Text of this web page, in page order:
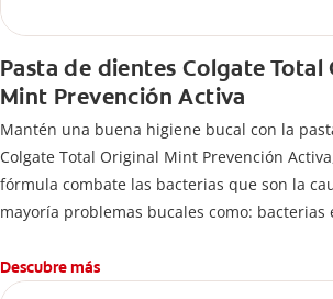
Pasta de dientes Colgate Total
Mint Prevención Activa
Mantén una buena higiene bucal con la
Colgate Total Original Mint Prevención
fórmula combate las bacterias que son la
mayoría problemas bucales como: bacterias
caries.
Descubre más